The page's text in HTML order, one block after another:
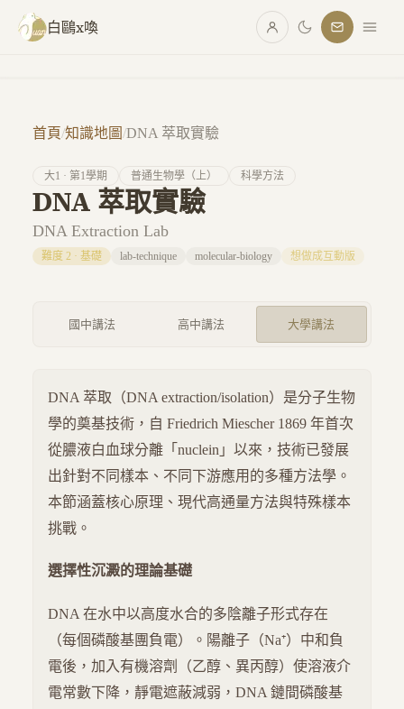
跳至主要內容
白鷗x喚
首頁/知識地圖/DNA 萃取實驗
大1 · 第1學期 普通生物學（上） 科學方法
DNA 萃取實驗
DNA Extraction Lab
難度 2 · 基礎 lab-technique molecular-biology 想做成互動版
國中講法 高中講法 大學講法
DNA 萃取（DNA extraction/isolation）是分子生物
學的奠基技術，自 Friedrich Miescher 1869 年首次
從膿液白血球分離「nuclein」以來，技術已發展
出針對不同樣本、不同下游應用的多種方法學。
本節涵蓋核心原理、現代高通量方法與特殊樣本
挑戰。
選擇性沉澱的理論基礎
DNA 在水中以高度水合的多陰離子形式存在
（每個磷酸基團負電）。陽離子（Na⁺）中和負
電後，加入有機溶劑（乙醇、異丙醇）使溶液介
電常數下降，靜電遮蔽減弱，DNA 鏈間磷酸基